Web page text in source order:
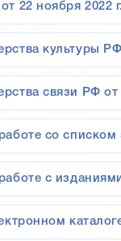
22 ноября 2022
культуры
связи РФ
со списком
с